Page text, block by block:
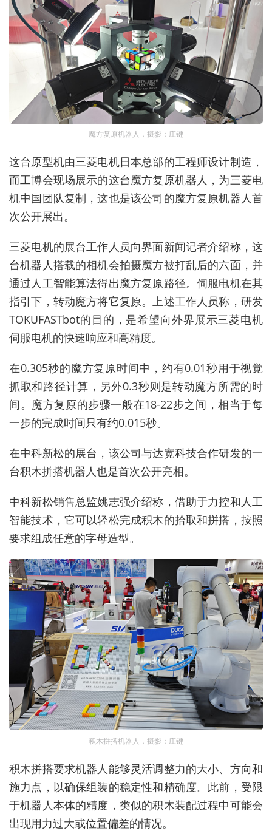
魔方复原机器人，摄影：庄键
这台原型机由三菱电机日本总部的工程师设计制造，
而工博会现场展示的这台魔方复原机器人，为三菱电
机中国团队复制，这也是该公司的魔方复原机器人首
次公开展出。
三菱电机的展台工作人员向界面新闻记者介绍称，这
台机器人搭载的相机会拍摄魔方被打乱后的六面，并
通过人工智能算法得出魔方复原路径。伺服电机在其
指引下，转动魔方将它复原。上述工作人员称，研发
TOKUFASTbot的目的，是希望向外界展示三菱电机
伺服电机的快速响应和高精度。
在0.305秒的魔方复原时间中，约有0.01秒用于视觉
抓取和路径计算，另外0.3秒则是转动魔方所需的时
间。魔方复原的步骤一般在18-22步之间，相当于每
一步的完成时间只有约0.015秒。
在中科新松的展台，该公司与达宽科技合作研发的一
台积木拼搭机器人也是首次公开亮相。
中科新松销售总监姚志强介绍称，借助于力控和人工
智能技术，它可以轻松完成积木的拾取和拼搭，按照
要求组成任意的字母造型。
积木拼搭机器人，摄影：庄键
积木拼搭要求机器人能够灵活调整力的大小、方向和
施力点，以确保组装的稳定性和精确度。此前，受限
于机器人本体的精度，类似的积木装配过程中可能会
出现用力过大或位置偏差的情况。